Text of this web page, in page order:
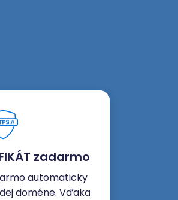
zadarmo
automaticky
doméne. Vďaka